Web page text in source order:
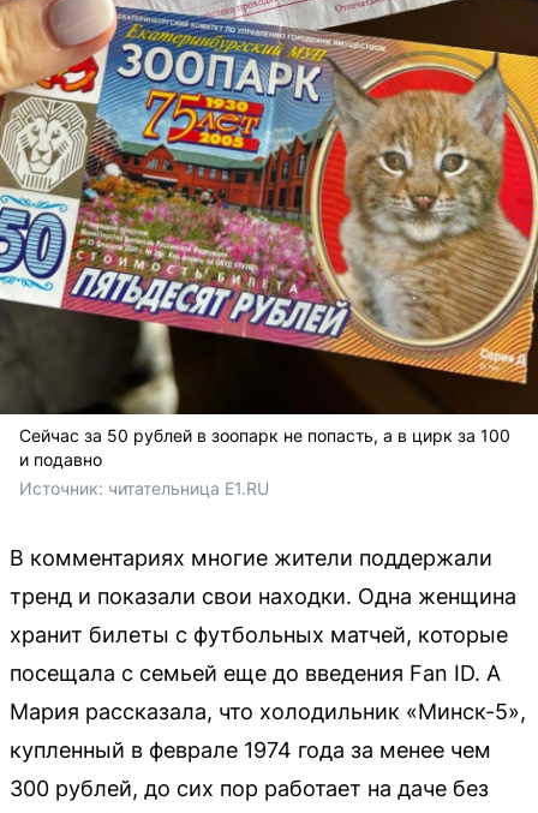
Сейчас за 50 рублей в зоопарк не попасть, а в цирк за 100
и подавно
Источник: читательница E1.RU
В комментариях многие жители поддержали
тренд и показали свои находки. Одна женщина
хранит билеты с футбольных матчей, которые
посещала с семьей еще до введения Fan ID. А
Мария рассказала, что холодильник «Минск-5»,
купленный в феврале 1974 года за менее чем
300 рублей, до сих пор работает на даче без